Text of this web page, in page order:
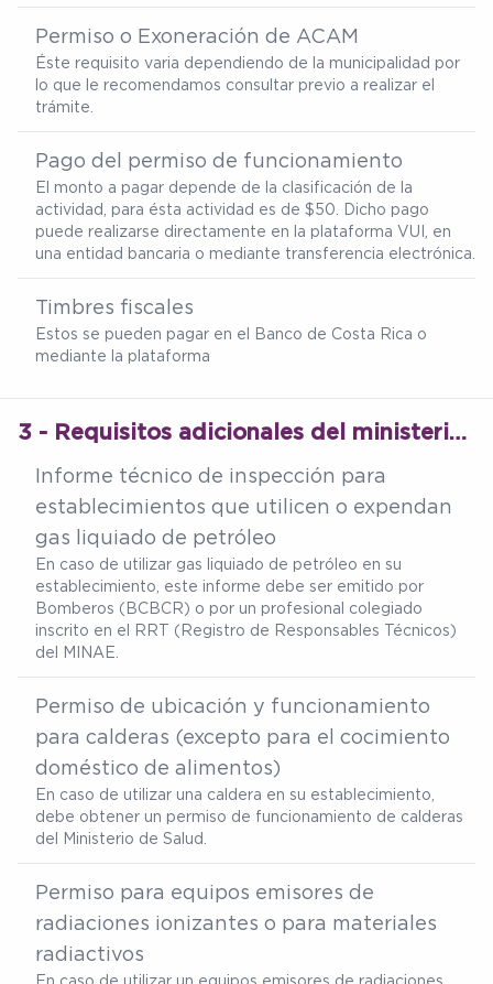
Permiso o Exoneración de ACAM
Éste requisito varia dependiendo de la municipalidad por
lo que le recomendamos consultar previo a realizar el
trámite.
Pago del permiso de funcionamiento
El monto a pagar depende de la clasificación de la
actividad, para ésta actividad es de $50. Dicho pago
puede realizarse directamente en la plataforma VUI, en
una entidad bancaria o mediante transferencia electrónica.
Timbres fiscales
Estos se pueden pagar en el Banco de Costa Rica o
mediante la plataforma
3 - Requisitos adicionales del ministerio de salud
Informe técnico de inspección para
establecimientos que utilicen o expendan
gas liquiado de petróleo
En caso de utilizar gas liquiado de petróleo en su
establecimiento, este informe debe ser emitido por
Bomberos (BCBCR) o por un profesional colegiado
inscrito en el RRT (Registro de Responsables Técnicos)
del MINAE.
Permiso de ubicación y funcionamiento
para calderas (excepto para el cocimiento
doméstico de alimentos)
En caso de utilizar una caldera en su establecimiento,
debe obtener un permiso de funcionamiento de calderas
del Ministerio de Salud.
Permiso para equipos emisores de
radiaciones ionizantes o para materiales
radiactivos